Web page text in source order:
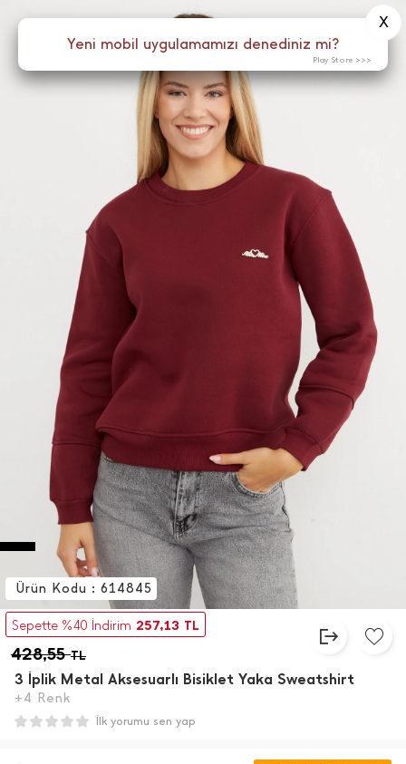
Menü
Sepette %40 İndirim 257,13 TL
428,55TL
3 İ̇plik Metal Aksesuarlı Bisiklet Yaka Sweatshirt
+4 Renk
Ürün Kodu : 614845
İlk yorumu sen yap
Yeni mobil uygulamamızı denediniz mi?
X
Play Store >>>